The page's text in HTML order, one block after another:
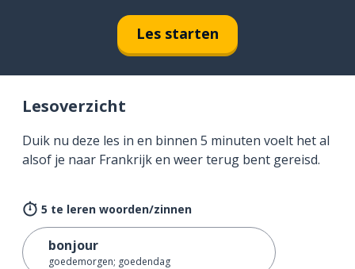
Les starten
Lesoverzicht
Duik nu deze les in en binnen 5 minuten voelt het al
alsof je naar Frankrijk en weer terug bent gereisd.
5 te leren woorden/zinnen
bonjour
goedemorgen; goedendag